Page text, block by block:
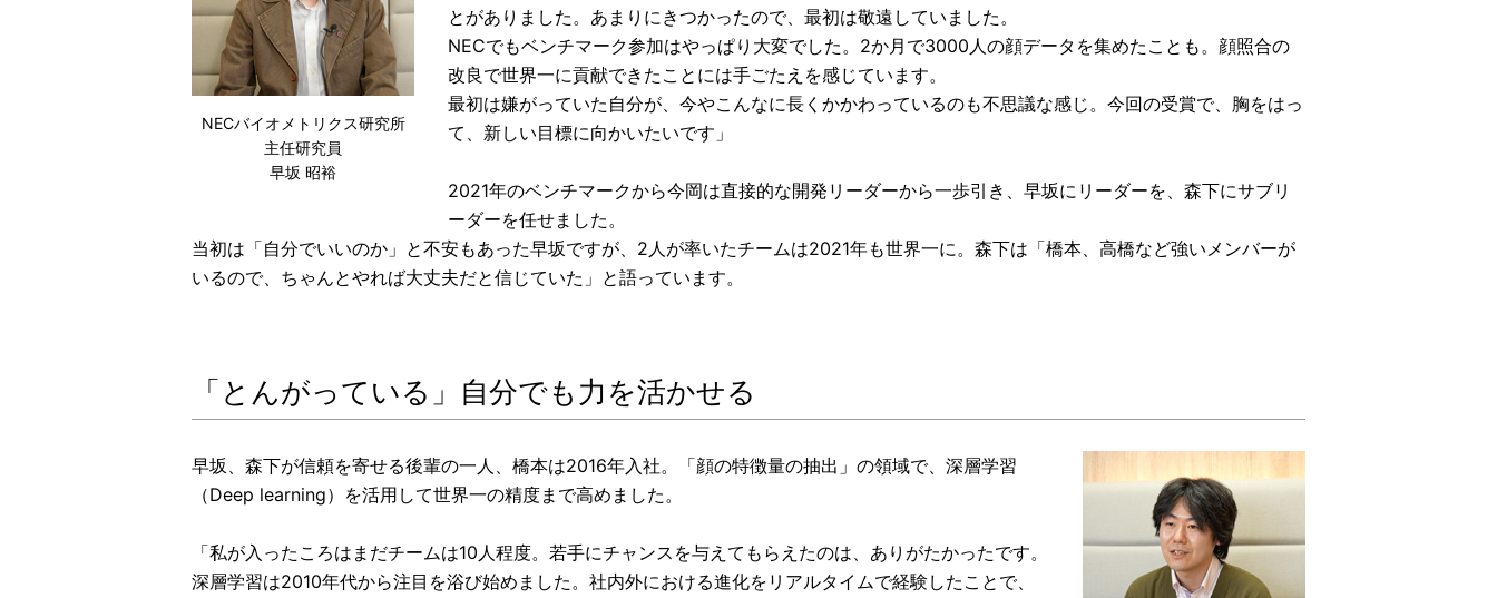
NECバイオメトリクス研究所
主任研究員
早坂 昭裕
とがありました。あまりにきつかったので、最初は敬遠していました。
NECでもベンチマーク参加はやっぱり大変でした。2か月で3000人の顔データを集めたことも。顔照合の
改良で世界一に貢献できたことには手ごたえを感じています。
最初は嫌がっていた自分が、今やこんなに長くかかわっているのも不思議な感じ。今回の受賞で、胸をはっ
て、新しい目標に向かいたいです」
2021年のベンチマークから今岡は直接的な開発リーダーから一歩引き、早坂にリーダーを、森下にサブリ
ーダーを任せました。
当初は「自分でいいのか」と不安もあった早坂ですが、2人が率いたチームは2021年も世界一に。森下は「橋本、高橋など強いメンバーが
いるので、ちゃんとやれば大丈夫だと信じていた」と語っています。
「とんがっている」自分でも力を活かせる
早坂、森下が信頼を寄せる後輩の一人、橋本は2016年入社。「顔の特徴量の抽出」の領域で、深層学習
（Deep learning）を活用して世界一の精度まで高めました。
「私が入ったころはまだチームは10人程度。若手にチャンスを与えてもらえたのは、ありがたかったです。
深層学習は2010年代から注目を浴び始めました。社内外における進化をリアルタイムで経験したことで、